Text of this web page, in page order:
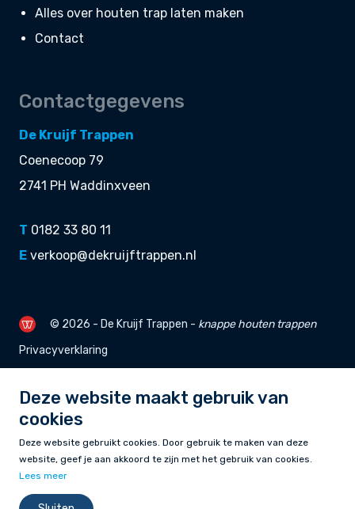
Alles over houten trap laten maken
Contact
Contactgegevens
De Kruijf Trappen
Coenecoop 79
2741 PH Waddinxveen
T 0182 33 80 11
E verkoop@dekruijftrappen.nl
© 2026 - De Kruijf Trappen - knappehouten trappen
Privacyverklaring
Deze website maakt gebruik van
cookies
Deze website gebruikt cookies. Door gebruik te maken van deze
website, geef je aan akkoord te zijn met het gebruik van cookies.
Lees meer